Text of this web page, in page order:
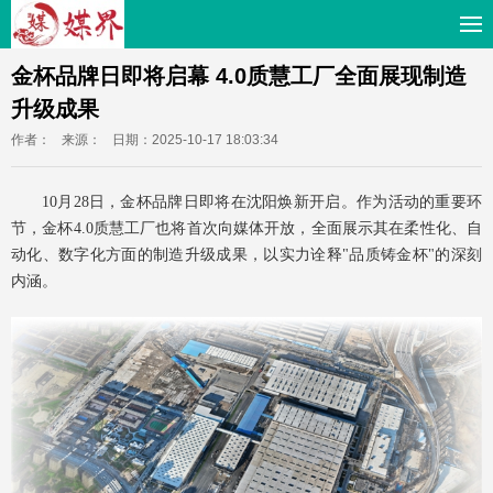
金杯品牌日即将启幕 4.0质慧工厂全面展现制造
升级成果
作者： 来源： 日期：2025-10-17 18:03:34
10月28日，金杯品牌日即将在沈阳焕新开启。作为活动的重要环
节，金杯4.0质慧工厂也将首次向媒体开放，全面展示其在柔性化、自
动化、数字化方面的制造升级成果，以实力诠释"品质铸金杯"的深刻
内涵。